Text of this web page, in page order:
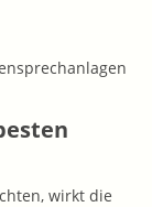
wirkt die